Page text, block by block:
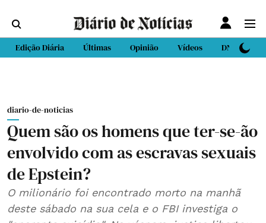
Edição Diária Últimas Opinião Vídeos DN Sport
diario-de-noticias
Quem são os homens que ter-se-ão
envolvido com as escravas sexuais
de Epstein?
O milionário foi encontrado morto na manhã
deste sábado na sua cela e o FBI investiga o